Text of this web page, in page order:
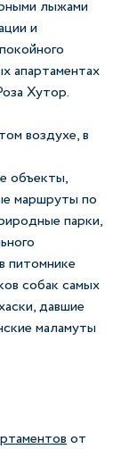
лыжами
и
апартаментах
Хутор.
воздухе, в
объекты,
маршруты по
парки,
питомнике
собак самых
давшие
маламуты
от